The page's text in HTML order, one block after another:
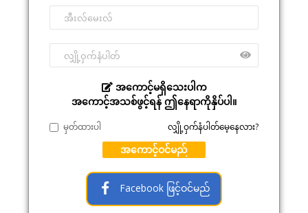
အကောင့်မရှိသေးပါက
အကောင့်အသစ်ဖွင့်ရန် ဤနေရာကိုနှိပ်ပါ။
မှတ်ထားပါ လျှို့ဝှက်နံပါတ်မေ့နေလား?
အကောင့်ဝင်မည်
Facebook ဖြင့်ဝင်မည်